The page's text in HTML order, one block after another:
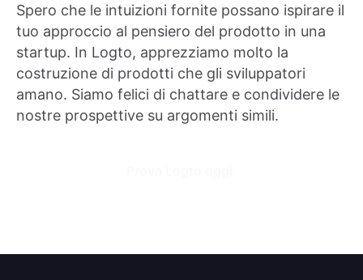
Spero che le intuizioni fornite possano ispirare il
tuo approccio al pensiero del prodotto in una
startup. In Logto, apprezziamo molto la
costruzione di prodotti che gli sviluppatori
amano. Siamo felici di chattare e condividere le
nostre prospettive su argomenti simili.